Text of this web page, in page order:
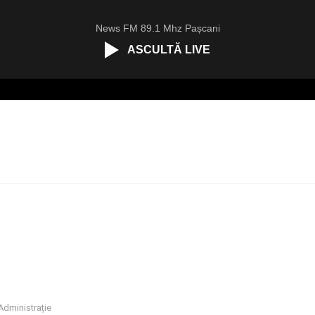
News FM 89.1 Mhz Pașcani
ASCULTĂ LIVE